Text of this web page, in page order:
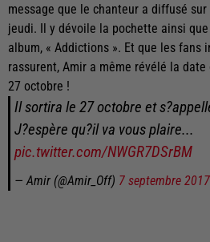
message que le chanteur a diffusé
jeudi. Il y dévoile la pochette ainsi
album, « Addictions ». Et que les fans
rassurent, Amir a même révélé la
27 octobre !
Il sortira le 27 octobre et
J?espère qu?il va vous plaire...
pic.twitter.com/NWGR7DSrBM
— Amir (@Amir_Off) 7 septembre 2017